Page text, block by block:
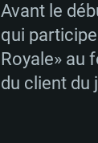
Avant le
qui
Royale» au
du client du